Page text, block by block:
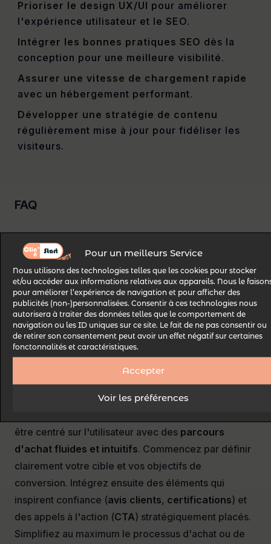
Pour un meilleurs Service
Nous utilisons des technologies telles que les cookies pour stocker
et/ou accéder aux informations relatives aux appareils. Nous le
pour améliorer l’expérience de navigation et pour afficher des
publicités (non-)personnalisées. Consentir à ces technologies nous
autorisera à traiter des données telles que le comportement de
navigation ou les ID uniques sur ce site. Le fait de ne pas consentir ou
de retirer son consentement peut avoir un effet négatif sur certaines
fonctonnalités et caractéristiques.
Accepter
Voir les préférences
Prioriser le design UX/UI pour améliorer
l'expérience utilisateur et le SEO.
Intégrer les bonnes pratiques SEO dès la
conception pour une meilleure visibilité.
Assurer une vitesse de chargement rapide
avec un hébergement performant.
Développer une stratégie de contenu
régulièrement mise à jour pour fidéliser les
visiteurs.
FAQ
[dsm_faq dsm_make_accordion_toggle="on"
dsm_open_faq_item="on"
dsm_enable_schema_markup="on"
dsm_animate_icon="on" admin_label="👉 11:
Supreme Faq" _builder_version="4.27.4"
_module_preset="default" global_colors_info="{}"
theme_builder_area="post_content"][dsm_faq_child
dsm_title="Comment créer un site web qui génère
des ventes et fidélise vos clients ?" dsm_content="
être centré sur l'utilisateur avec des parcours
d'achat fluides et intuitifs. Commencez par définir
clairement votre cible et vos objectifs de
conversion. Intégrez ensuite des éléments qui
inspirent confiance (avis clients, certifications) et
des appels à l'action (CTA) stratégiquement placés.
Simplifiez au maximum le processus d'achat ou de